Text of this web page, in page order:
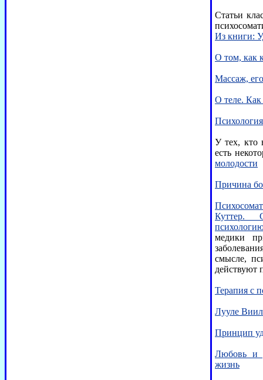
Статьи
Из книги:
О том, как
Массаж,
О теле.
У тех, кто
есть
молодости
Причина
Куттер.
медики
смысле,
действуют
Терапия с
Лууле
Принцип
Любовь и
жизнь